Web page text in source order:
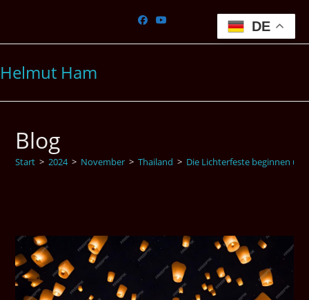
springen
Helmut Ham
Blog
Start > 2024 > November > Thailand > Die Lichterfeste beginnen
DE